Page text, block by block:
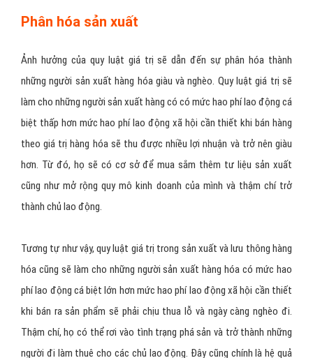
động xã hội cần thiết thì sẽ thu được lợi nhuận lớn hơn và ngược
hóa cải tiến kỹ thuật cũng như hợp lý hóa sản xuất và cải tiến tổ
chức quản lý, thực hiện biện pháp tiết kiệm,…với mục đích nâng cao
năng suất lao động, giảm chi phí sản xuất.
Phân hóa sản xuất
Ảnh hưởng của quy luật giá trị sẽ dẫn đến sự phân hóa thành
những người sản xuất hàng hóa giàu và nghèo. Quy luật giá trị sẽ
biệt thấp hơn mức hao phí lao động xã hội cần thiết khi bán hàng
theo giá trị hàng hóa sẽ thu được nhiều lợi nhuận và trở nên giàu
hơn. Từ đó, họ sẽ có cơ sở để mua sắm thêm tư liệu sản xuất
cũng như mở rộng quy mô kinh doanh của mình và thậm chí trở
thành chủ lao động.